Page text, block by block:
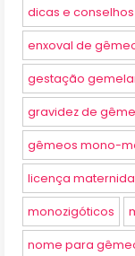
dicas e conselhos
enxoval de
gestação
gravidez de
gêmeos mono-
licença
monozigóticos
nome para